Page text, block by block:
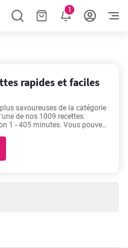
1
rapides et faciles
savoureuses de la catégorie
de nos 1009 recettes.
1 - 405 minutes. Vous pouvez
la quantité donnée
telles que
tout aussi intéressantes!